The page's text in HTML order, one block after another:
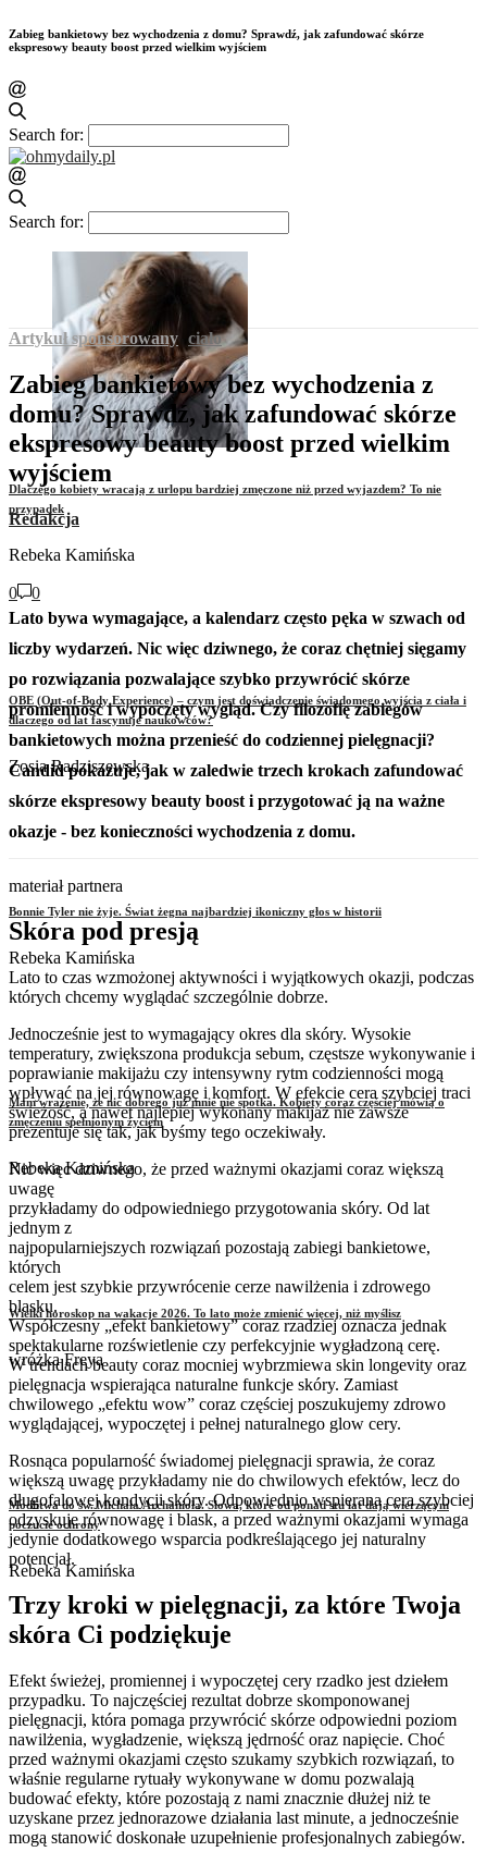
Zabieg bankietowy bez wychodzenia z domu? Sprawdź, jak zafundować skórze
ekspresowy beauty boost przed wielkim wyjściem
Search for:
Search for:
Dlaczego kobiety wracają z urlopu bardziej zmęczone niż przed wyjazdem? To nie
przypadek
Rebeka Kamińska
OBE (Out-of-Body Experience) – czym jest doświadczenie świadomego wyjścia z ciała i
dlaczego od lat fascynuje naukowców?
Zosia Radziszewska
Bonnie Tyler nie żyje. Świat żegna najbardziej ikoniczny głos w historii
Rebeka Kamińska
Mam wrażenie, że nic dobrego już mnie nie spotka. Kobiety coraz częściej mówią o
zmęczeniu spełnionym życiem
Rebeka Kamińska
Wielki horoskop na wakacje 2026. To lato może zmienić więcej, niż myślisz
wróżka Freya
Modlitwa do św. Michała Archanioła. Słowa, które od ponad stu lat dają wierzącym
poczucie ochrony
Rebeka Kamińska
Artykuł sponsorowany ciało
Zabieg bankietowy bez wychodzenia z
domu? Sprawdź, jak zafundować skórze
ekspresowy beauty boost przed wielkim
wyjściem
Redakcja
0
0
Lato bywa wymagające, a kalendarz często pęka w szwach od
liczby wydarzeń. Nic więc dziwnego, że coraz chętniej sięgamy
po rozwiązania pozwalające szybko przywrócić skórze
promienność i wypoczęty wygląd. Czy filozofię zabiegów
bankietowych można przenieść do codziennej pielęgnacji?
Candid pokazuje, jak w zaledwie trzech krokach zafundować
skórze ekspresowy beauty boost i przygotować ją na ważne
okazje - bez konieczności wychodzenia z domu.
materiał partnera
Skóra pod presją
Lato to czas wzmożonej aktywności i wyjątkowych okazji, podczas
których chcemy wyglądać szczególnie dobrze.
Jednocześnie jest to wymagający okres dla skóry. Wysokie
temperatury, zwiększona produkcja sebum, częstsze wykonywanie i
poprawianie makijażu czy intensywny rytm codzienności mogą
wpływać na jej równowagę i komfort. W efekcie cera szybciej traci
świeżość, a nawet najlepiej wykonany makijaż nie zawsze
prezentuje się tak, jak byśmy tego oczekiwały.
Nic więc dziwnego, że przed ważnymi okazjami coraz większą
uwagę
przykładamy do odpowiedniego przygotowania skóry. Od lat
jednym z
najpopularniejszych rozwiązań pozostają zabiegi bankietowe,
których
celem jest szybkie przywrócenie cerze nawilżenia i zdrowego
blasku.
Współczesny „efekt bankietowy” coraz rzadziej oznacza jednak
spektakularne rozświetlenie czy perfekcyjnie wygładzoną cerę.
W trendach beauty coraz mocniej wybrzmiewa skin longevity oraz
pielęgnacja wspierająca naturalne funkcje skóry. Zamiast
chwilowego „efektu wow” coraz częściej poszukujemy zdrowo
wyglądającej, wypoczętej i pełnej naturalnego glow cery.
Rosnąca popularność świadomej pielęgnacji sprawia, że coraz
większą uwagę przykładamy nie do chwilowych efektów, lecz do
długofalowej kondycji skóry. Odpowiednio wspierana cera szybciej
odzyskuje równowagę i blask, a przed ważnymi okazjami wymaga
jedynie dodatkowego wsparcia podkreślającego jej naturalny
potencjał.
Trzy kroki w pielęgnacji, za które Twoja
skóra Ci podziękuje
Efekt świeżej, promiennej i wypoczętej cery rzadko jest dziełem
przypadku. To najczęściej rezultat dobrze skomponowanej
pielęgnacji, która pomaga przywrócić skórze odpowiedni poziom
nawilżenia, wygładzenie, większą jędrność oraz napięcie. Choć
przed ważnymi okazjami często szukamy szybkich rozwiązań, to
właśnie regularne rytuały wykonywane w domu pozwalają
budować efekty, które pozostają z nami znacznie dłużej niż te
uzyskane przez jednorazowe działania last minute, a jednocześnie
mogą stanowić doskonałe uzupełnienie profesjonalnych zabiegów.